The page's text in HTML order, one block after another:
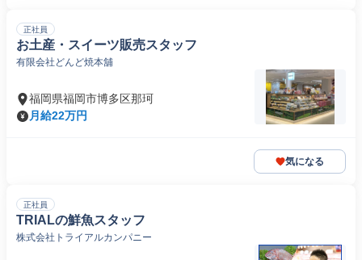
正社員
お土産・スイーツ販売スタッフ
有限会社どんど焼本舖
福岡県福岡市博多区那珂
月給22万円
気になる
正社員
TRIALの鮮魚スタッフ
株式会社トライアルカンパニー